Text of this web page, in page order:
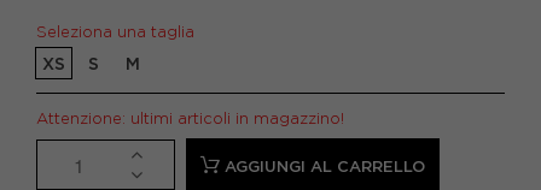
Seleziona una taglia
XS S M
Attenzione: ultimi articoli in magazzino!
AGGIUNGI AL CARRELLO